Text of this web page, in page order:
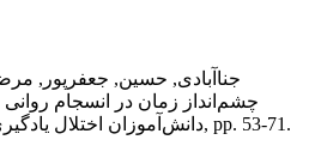
چشم‌انداز زمان در انسجام
دانش‌آموزان اختلال